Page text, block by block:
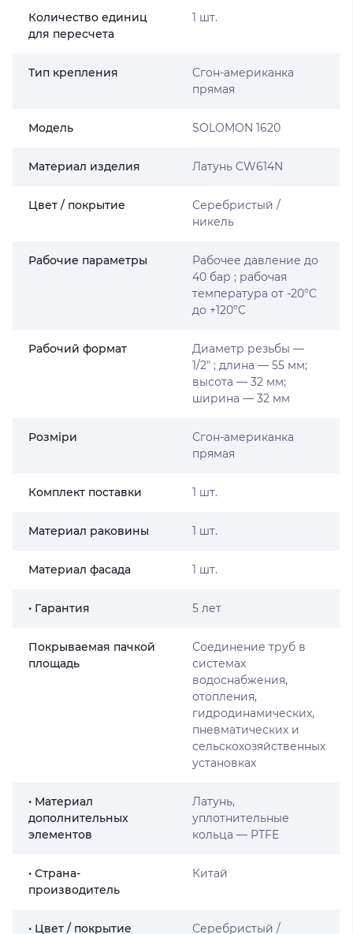
Количество единиц
для пересчета
1 шт.
Тип крепления
Сгон-американка
прямая
Мoдель SOLOMON 1620
Материал изделия Латунь CW614N
Цвет / покрытие
Серебристый /
никель
Рабочие параметры
Рабочее давление до
40 бар ; рабочая
температура от -20°C
до +120°C
Рабочий формат
Диаметр резьбы —
1/2″ ; длина — 55 мм;
высота — 32 мм;
ширина — 32 мм
Розміри
Сгон-американка
прямая
Комплект поставки 1 шт.
Материал раковины 1 шт.
Материал фасада 1 шт.
• Гарантия 5 лет
Покрываемая пачкой
площадь
Соединение труб в
системах
водоснабжения,
отопления,
гидродинамических,
пневматических и
сельскохозяйственных
установках
• Материал
дополнительных
элементов
Латунь,
уплотнительные
кольца — PTFE
• Страна-
производитель
Китай
• Цвет / покрытие
Серебристый /